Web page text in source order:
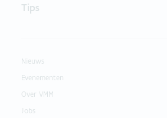
Tips
Nieuws
Evenementen
Over VMM
Jobs